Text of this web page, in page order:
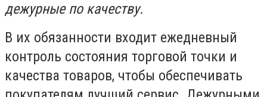
дежурные по качеству.
В их обязанности входит ежедневный
контроль состояния торговой точки и
качества товаров, чтобы обеспечивать